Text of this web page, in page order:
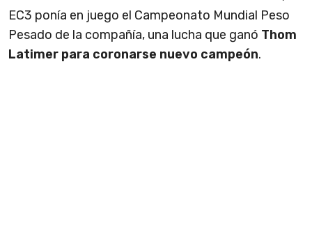
EC3 ponía en juego el Campeonato Mundial Peso
Pesado de la compañía, una lucha que ganó Thom
Latimer para coronarse nuevo campeón.